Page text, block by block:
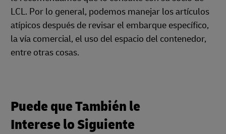
LCL. Por lo general, podemos manejar los artículos
atípicos después de revisar el embarque específico,
la vía comercial, el uso del espacio del contenedor,
entre otras cosas.
Puede que También le
Interese lo Siguiente